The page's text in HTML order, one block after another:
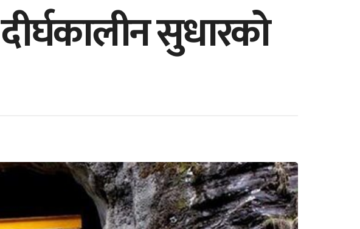
सुधारको